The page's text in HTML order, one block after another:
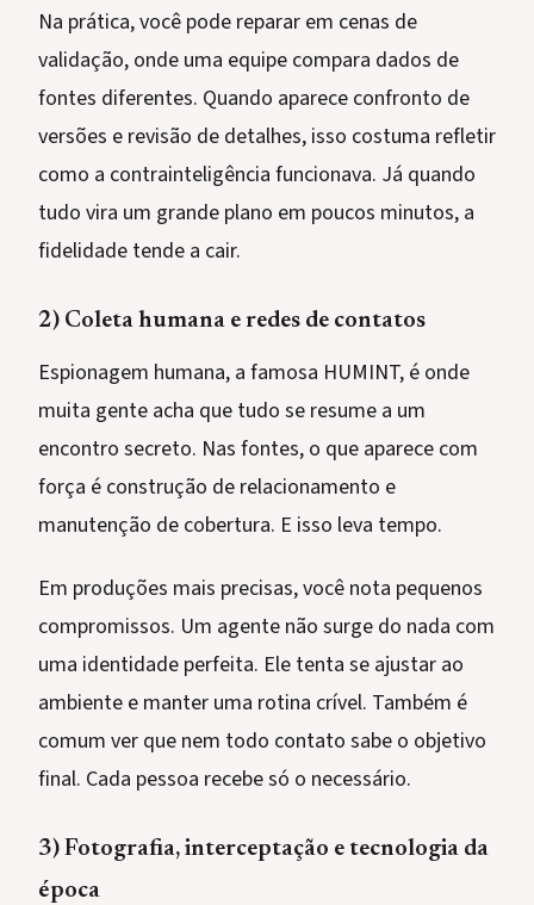
Na prática, você pode reparar em cenas de
validação, onde uma equipe compara dados de
fontes diferentes. Quando aparece confronto de
versões e revisão de detalhes, isso costuma refletir
como a contrainteligência funcionava. Já quando
tudo vira um grande plano em poucos minutos, a
fidelidade tende a cair.
2) Coleta humana e redes de contatos
Espionagem humana, a famosa HUMINT, é onde
muita gente acha que tudo se resume a um
encontro secreto. Nas fontes, o que aparece com
força é construção de relacionamento e
manutenção de cobertura. E isso leva tempo.
Em produções mais precisas, você nota pequenos
compromissos. Um agente não surge do nada com
uma identidade perfeita. Ele tenta se ajustar ao
ambiente e manter uma rotina crível. Também é
comum ver que nem todo contato sabe o objetivo
final. Cada pessoa recebe só o necessário.
3) Fotografia, interceptação e tecnologia da
época